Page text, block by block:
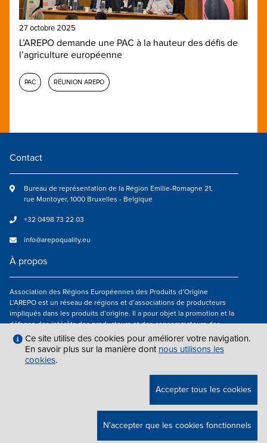
27 octobre 2025
L’AREPO demande une PAC à la hauteur des défis de
l’agriculture européenne
PAC RÉUNION AREPO
Contact
Bureau de représentation de la Région Emilie-Romagne 21,
rue Montoyer, 1000 Bruxelles - Belgique
+32 0498 73 22 03
info@arepoquality.eu
À propos
Association des Régions Européennes des Produits d’Origine
L’AREPO est un réseau de régions et d’associations de producteurs
impliqués dans les produits d’origine. Il a pour objet la promotion et la
défense des intérêts des producteurs et des consommateurs des
régions européennes engagés dans la valorisation des produits
agroalimentaires de qualité.
Nous suivre
2026 AREPO | TOUS DROITS RÉSERVÉS.
Ce site utilise des cookies pour améliorer votre navigation.
En savoir plus sur la manière dont nous utilisons les
cookies.
Accepter tous les cookies
N'accepter que les cookies fonctionnels